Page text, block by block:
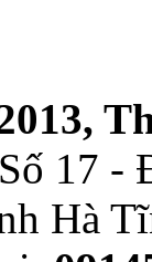
17 -
Hà